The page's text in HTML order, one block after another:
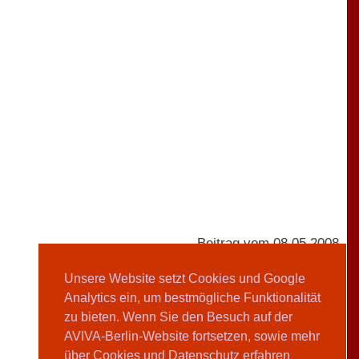
Unsere Website setzt Cookies und Google
Analytics ein, um bestmögliche Funktionalität
zu bieten. Wenn Sie den Besuch auf der
AVIVA-Berlin-Website fortsetzen, sowie mehr
über Cookies und Datenschutz erfahren
Beitrag vom 08.05.2008
AVIVA-Redaktion
Teilen